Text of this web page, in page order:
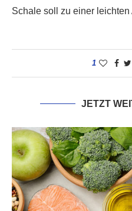
Schale soll zu einer
1
JETZT